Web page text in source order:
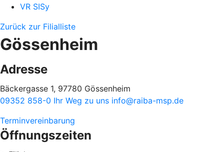
VR SISy
Zurück zur Filialliste
Gössenheim
Adresse
Bäckergasse 1, 97780 Gössenheim
09352 858-0 Ihr Weg zu uns info@raiba-msp.de
Terminvereinbarung
Öffnungszeiten